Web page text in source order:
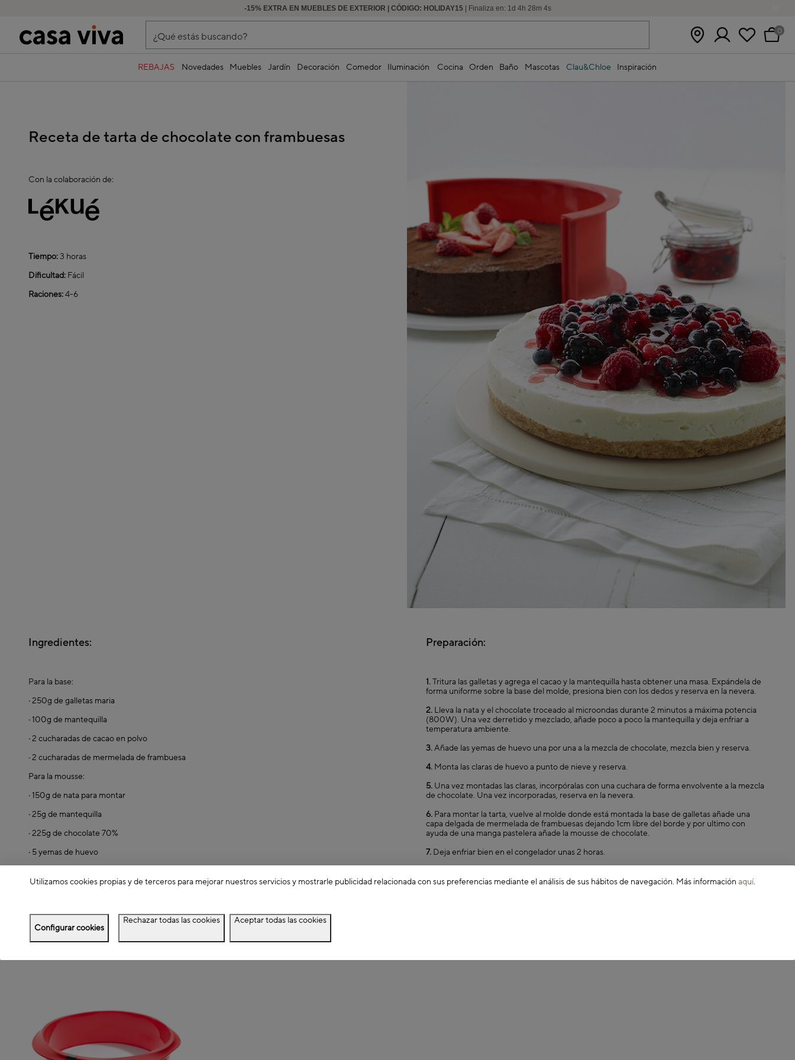
-15% EXTRA EN MUEBLES DE EXTERIOR | CÓDIGO: HOLIDAY15 | Finaliza en: 1d 4 h 28m 3s
HASTA -60% DE DESCUENTO | SEGUNDAS REBAJAS
¿Qué estás buscando? 0
REBAJAS Novedades Muebles Jardín Decoración Comedor Iluminación Cocina Orden Baño Mascotas Clau&Chloe Inspiración
Receta de tarta de chocolate con frambuesas
Con la colaboración de:
Tiempo:3 horas
Dificultad: Fácil
Raciones:4-6
Ingredientes:
Para la base:
·250g de galletas maria
·100g de mantequilla
·2 cucharadas de cacao en polvo
·2 cucharadas de mermelada de frambuesa
Para la mousse:
·150g de nata para montar
·25g de mantequilla
·225g de chocolate 70%
· 5 yemas de huevo
Preparación:
1.Tritura las galletas y agrega el cacao y la mantequilla hasta obtener una masa. Expándela de
forma uniforme sobre la base del molde, presiona bien con los dedos y reserva en la nevera.
2. Lleva la nata y el chocolate troceado al microondas durante 2 minutos a máxima potencia
(800W). Una vez derretido y mezclado, añade poco a poco la mantequilla y deja enfriar a
temperatura ambiente.
3.Añade las yemas de huevo una por una a la mezcla de chocolate, mezcla bien y reserva.
4. Monta las claras de huevo a punto de nieve y reserva.
5. Una vez montadas las claras, incorpóralas con una cuchara de forma envolvente a la mezcla
de chocolate. Una vez incorporadas, reserva en la nevera.
6. Para montar la tarta, vuelve al molde donde está montada la base de galletas añade una
capa delgada de mermelada de frambuesas dejando 1cm libre del borde y por ultimo con
ayuda de una manga pastelera añade la mousse de chocolate.
7. Deja enfriar bien en el congelador unas 2 horas.
Utensilios para hacer la receta:
Utilizamos cookies propias y de terceros para mejorar nuestros servicios y mostrarle publicidad relacionada con sus preferencias mediante el análisis de sus hábitos de navegación. Más información aquí.
Configurar cookies
Rechazar todas las cookies Aceptar todas las cookies